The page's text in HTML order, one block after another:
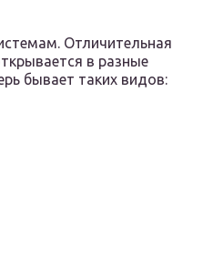
Отличительная
в разные
бывает таких видов: